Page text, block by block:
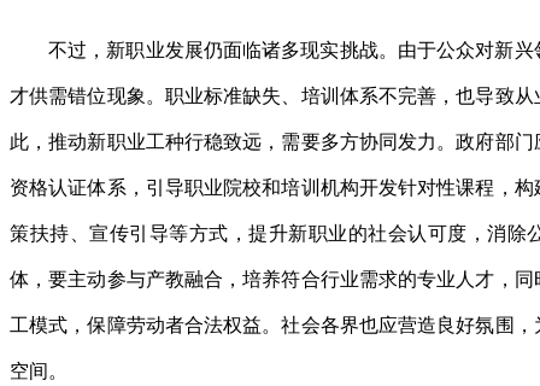
不过，新职业发展仍面临诸多现实挑战。由于公众对新
才供需错位现象。职业标准缺失、培训体系不完善，也导致
此，推动新职业工种行稳致远，需要多方协同发力。政府部
资格认证体系，引导职业院校和培训机构开发针对性课程，
策扶持、宣传引导等方式，提升新职业的社会认可度，消除
体，要主动参与产教融合，培养符合行业需求的专业人才，
工模式，保障劳动者合法权益。社会各界也应营造良好氛围
空间。